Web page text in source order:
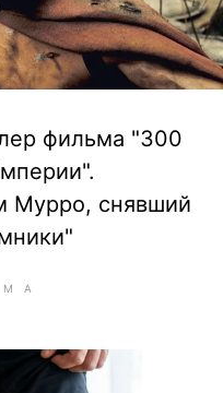
фильма "300
Мурро, снявший